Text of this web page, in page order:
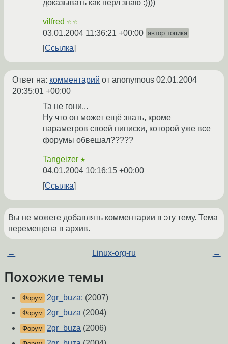
доказывать как перл знаю :))))
vilfred ☆☆
03.01.2004 11:36:21 +00:00 автор топика
Ссылка
Ответ на: комментарий от anonymous 02.01.2004
20:35:01 +00:00
Та не гони...
Ну что он может ещё знать, кроме
параметров своей пиписки, которой уже все
форумы обвешал?????
Tangeizer ★
04.01.2004 10:16:15 +00:00
Ссылка
Вы не можете добавлять комментарии в эту тему. Тема
перемещена в архив.
← Linux-org-ru →
Похожие темы
Форум 2gr_buza: (2007)
Форум 2gr_buza (2004)
Форум 2gr_buza (2006)